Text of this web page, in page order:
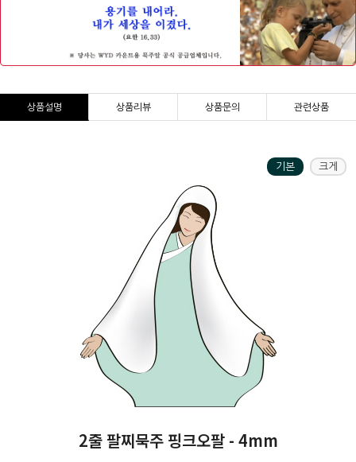
상품설명 상품리뷰 상품문의 관련상품
기본 크게
2줄 팔찌묵주 핑크오팔 - 4mm